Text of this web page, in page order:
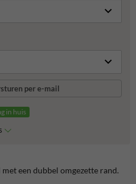
per e-mail
in huis
een dubbel omgezette rand.